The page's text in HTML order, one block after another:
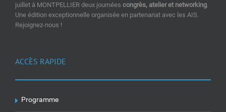
juillet à MONTPELLIER deux journées congrès, atelier et networking.
Une édition exceptionnelle organisée en partenariat avec les AIS.
Rejoignez-nous !
ACCÈS RAPIDE
Programme